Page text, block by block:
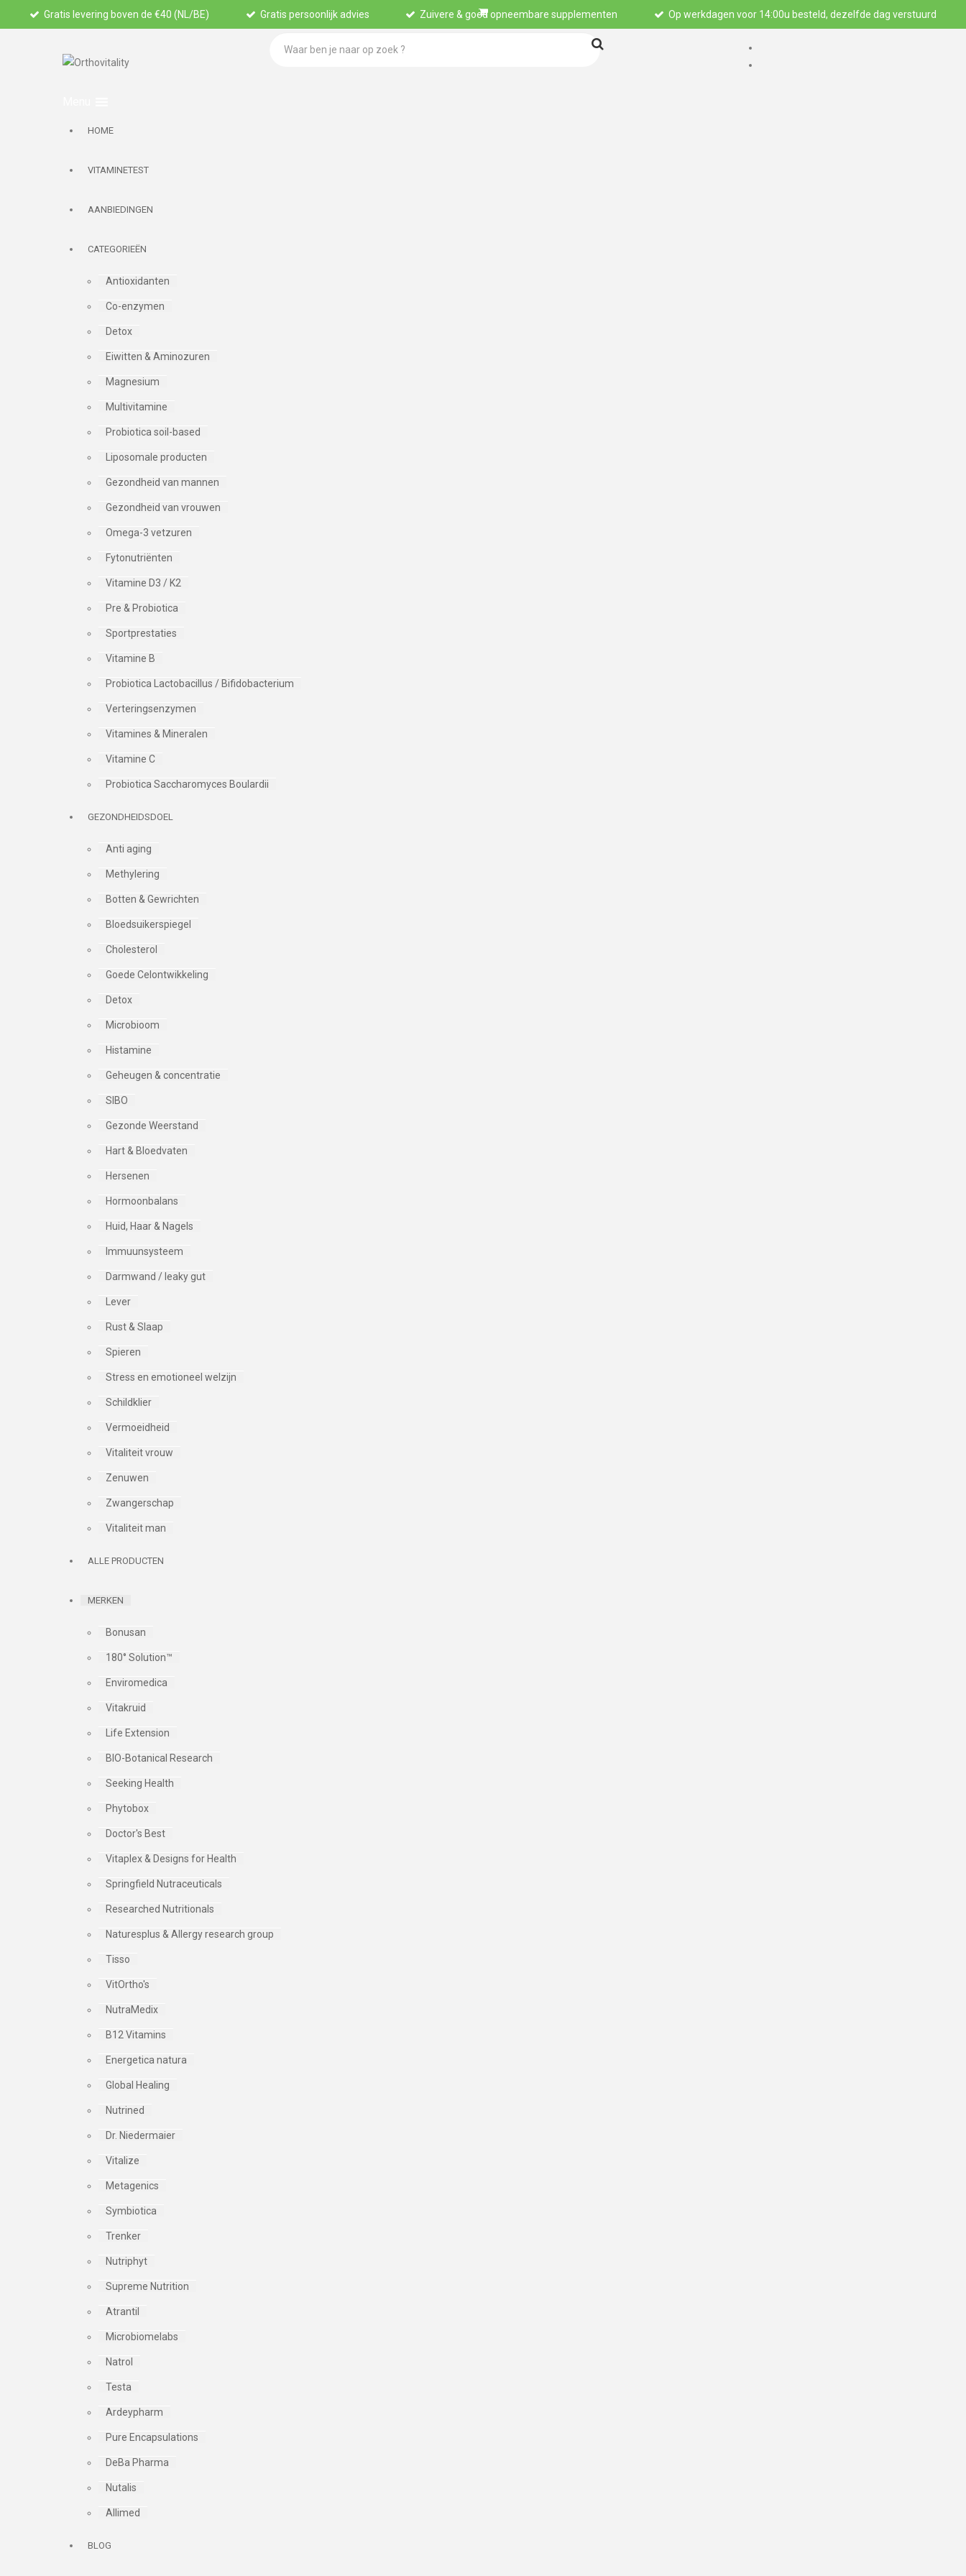
Gratis levering boven de €40 (NL/BE) Gratis persoonlijk advies Zuivere & goed opneembare supplementen Op werkdagen voor 14:00u besteld, dezelfde dag verstuurd
HOME
VITAMINETEST
AANBIEDINGEN
CATEGORIEËN
Antioxidanten
Co-enzymen
Detox
Eiwitten & Aminozuren
Magnesium
Multivitamine
Probiotica soil-based
Liposomale producten
Gezondheid van mannen
Gezondheid van vrouwen
Omega-3 vetzuren
Fytonutriënten
Vitamine D3 / K2
Pre & Probiotica
Sportprestaties
Vitamine B
Probiotica Lactobacillus / Bifidobacterium
Verteringsenzymen
Vitamines & Mineralen
Vitamine C
Probiotica Saccharomyces Boulardii
GEZONDHEIDSDOEL
Anti aging
Methylering
Botten & Gewrichten
Bloedsuikerspiegel
Cholesterol
Goede Celontwikkeling
Detox
Microbioom
Histamine
Geheugen & concentratie
SIBO
Gezonde Weerstand
Hart & Bloedvaten
Hersenen
Hormoonbalans
Huid, Haar & Nagels
Immuunsysteem
Darmwand / leaky gut
Lever
Rust & Slaap
Spieren
Stress en emotioneel welzijn
Schildklier
Vermoeidheid
Vitaliteit vrouw
Zenuwen
Zwangerschap
Vitaliteit man
ALLE PRODUCTEN
MERKEN
Bonusan
180° Solution™
Enviromedica
Vitakruid
Life Extension
BIO-Botanical Research
Seeking Health
Phytobox
Doctor's Best
Vitaplex & Designs for Health
Springfield Nutraceuticals
Researched Nutritionals
Naturesplus & Allergy research group
Tisso
VitOrtho's
NutraMedix
B12 Vitamins
Energetica natura
Global Healing
Nutrined
Dr. Niedermaier
Vitalize
Metagenics
Symbiotica
Trenker
Nutriphyt
Supreme Nutrition
Atrantil
Microbiomelabs
Natrol
Testa
Ardeypharm
Pure Encapsulations
DeBa Pharma
Nutalis
Allimed
BLOG